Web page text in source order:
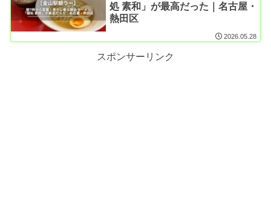
処 素和」が最高だった｜名古屋・
熱田区
2026.05.28
スポンサーリンク